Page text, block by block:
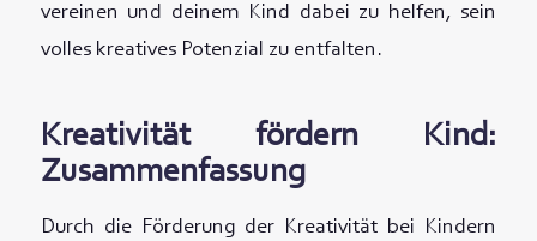
vereinen und deinem Kind dabei zu helfen, sein
volles kreatives Potenzial zu entfalten.
Kreativität fördern Kind:
Zusammenfassung
Durch die Förderung der Kreativität bei Kindern